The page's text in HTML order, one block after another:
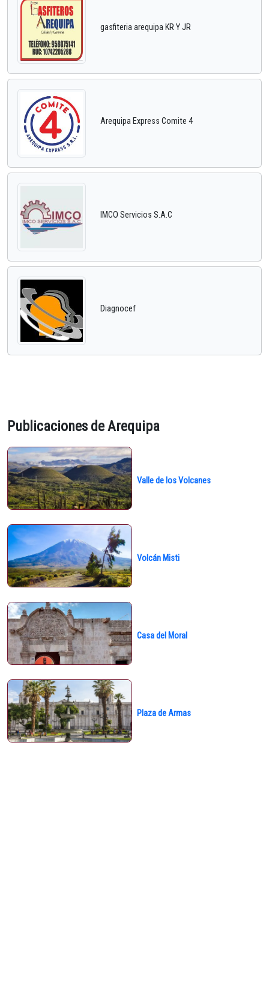
gasfiteria arequipa KR Y JR
Arequipa Express Comite 4
IMCO Servicios S.A.C
Diagnocef
Publicaciones de Arequipa
Valle de los Volcanes
Volcán Misti
Casa del Moral
Plaza de Armas